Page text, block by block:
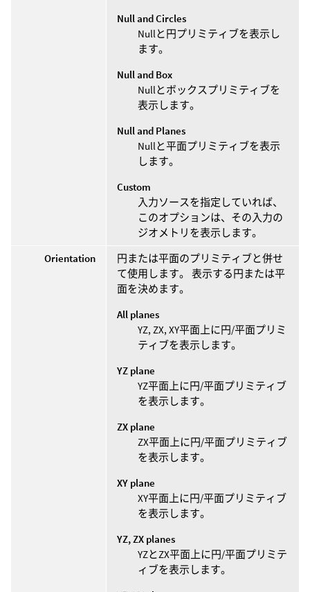
Null and Circles
Nullと円プリミティブを表示し
ます。
Null and Box
Nullとボックスプリミティブを
表示します。
Null and Planes
Nullと平面プリミティブを表示
します。
Custom
入力ソースを指定していれば、
このオプションは、その入力の
ジオメトリを表示します。
Orientation
円または平面のプリミティブと併せ
て使用します。 表示する円または平
面を決めます。
All planes
YZ, ZX, XY平面上に円/平面プリミ
ティブを表示します。
YZ plane
YZ平面上に円/平面プリミティブ
を表示します。
ZX plane
ZX平面上に円/平面プリミティブ
を表示します。
XY plane
XY平面上に円/平面プリミティブ
を表示します。
YZ, ZX planes
YZとZX平面上に円/平面プリミテ
ィブを表示します。